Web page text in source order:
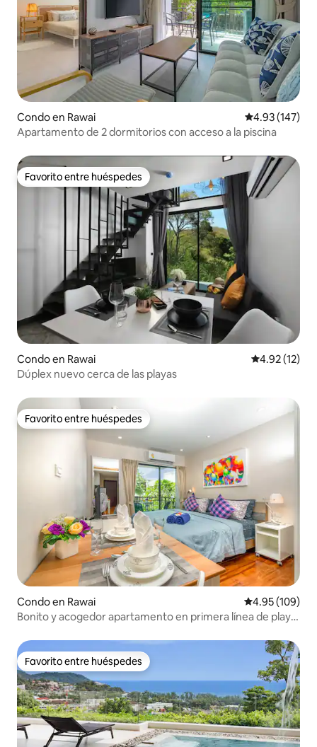
Condo en Rawai Calificación
4.93 (147)
Apartamento de 2 dormitorios con acceso a la piscina
Favorito entre huéspedes
Favorito entre huéspedes
Condo en Rawai Calificación
4.92 (12)
Dúplex nuevo cerca de las playas
Favorito entre huéspedes
Favorito entre huéspedes
Condo en Rawai Calificación
4.95 (109)
Bonito y acogedor apartamento en primera línea de playa
Favorito entre huéspedes
Favorito entre huéspedes